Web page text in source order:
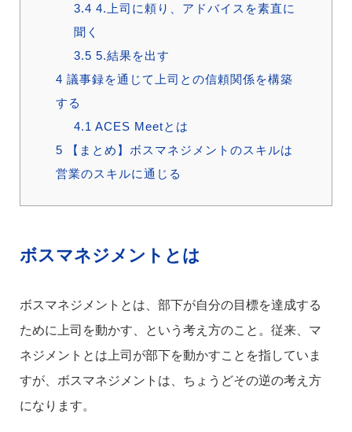
3.4 4.上司に頼り、アドバイスを素直に
聞く
3.5 5.結果を出す
4 議事録を通じて上司との信頼関係を構築
する
4.1 ACES Meetとは
5 【まとめ】ボスマネジメントのスキルは
営業のスキルに通じる
ボスマネジメントとは
ボスマネジメントとは、部下が自分の目標を達成する
ために上司を動かす、という考え方のこと。従来、マ
ネジメントとは上司が部下を動かすことを指していま
すが、ボスマネジメントは、ちょうどその逆の考え方
になります。